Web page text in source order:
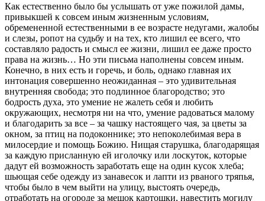
Как естественно было бы услышать от уже пожилой дамы,
привыкшей к совсем иным жизненным условиям,
обремененной естественными в ее возрасте недугами, жалобы
и слезы, ропот на судьбу и на тех, кто лишил ее всего, что
составляло радость и смысл ее жизни, лишил ее даже просто
права на жизнь… Но эти письма наполнены совсем иным.
Конечно, в них есть и горечь, и боль, однако главная их
интонация совершенно неожиданная – это удивительная
внутренняя свобода; это подлинное благородство; это
бодрость духа, это умение не жалеть себя и любить
окружающих, несмотря ни на что, умение радоваться малому
и благодарить за все – за чашку настоящего чая, за цветы за
окном, за птиц на подоконнике; это непоколебимая вера в
милосердие и помощь Божию. Нищая старушка, благодарящая
за каждую присланную ей иголочку или лоскуток, которые
дадут ей возможность заработать еще на один кусок хлеба;
шьющая себе одежду из занавесок и лапти из рваного тряпья,
чтобы было в чем выйти на улицу, выстоять очередь,
отработать на огороде за мешок картошки, навестить могилу